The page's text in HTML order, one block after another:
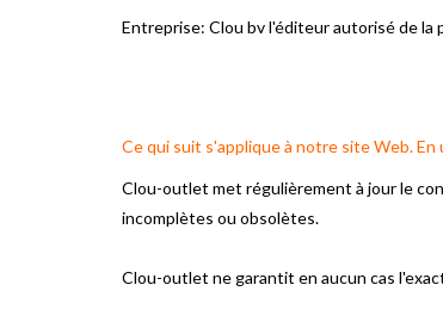
Entreprise: Clou bv l'éditeur autorisé de la
Ce qui suit s'applique à notre site Web.En
Clou-outlet met régulièrement à jour le
incomplètes ou obsolètes.
Clou-outlet ne garantit en aucun cas